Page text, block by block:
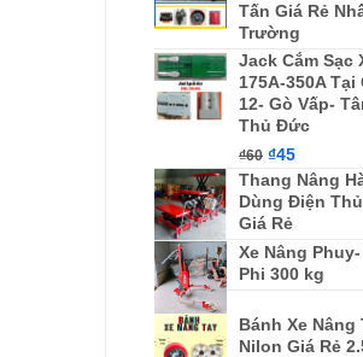
Tấn Giá Rẻ
Trường
Jack Cắm Sạc
175A-350A Tại
12- Gò Vấp-
Thủ Đức
₫60 ₫45
Thang Nâng
Dùng Điện
Giá Rẻ
Xe Nâng
Phi 300 kg
Bánh Xe Nâng
Nilon Giá Rẻ